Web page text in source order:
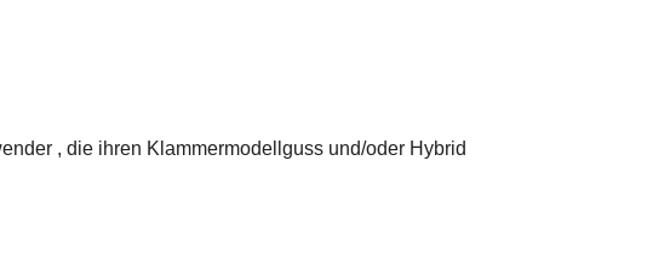
, die ihren Klammermodellguss und/oder Hybrid